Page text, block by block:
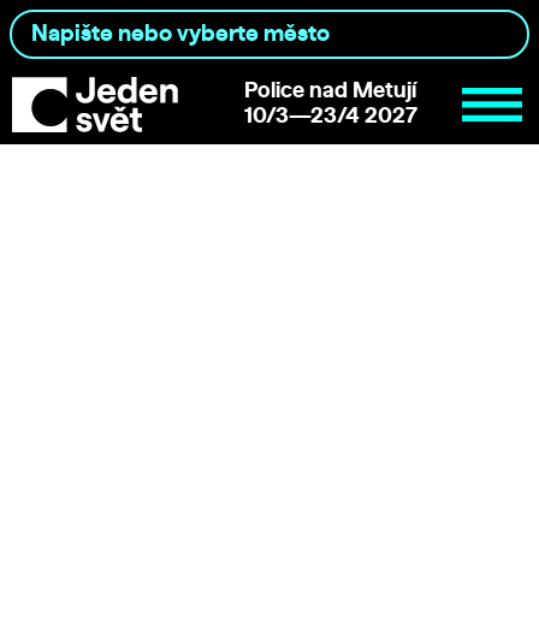
Police nad Metují
10/3—23/4 2027